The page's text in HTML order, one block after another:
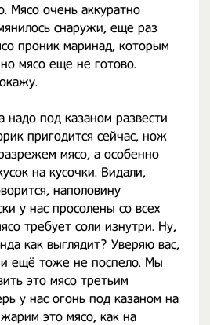
Мясо очень аккуратно
снаружи, еще раз
проник маринад, которым
мясо еще не готово.
надо под казаном развести
пригодится сейчас, нож
мясо, а особенно
на кусочки. Видали,
наполовину
у нас просолены со всех
требует соли изнутри. Ну,
как выглядит? Уверяю вас,
ещё тоже не поспело. Мы
это мясо третьим
у нас огонь под казаном на
это мясо, как на